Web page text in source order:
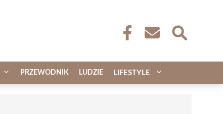
PRZEWODNIK LUDZIE LIFESTYLE